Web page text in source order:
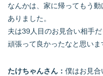
なんかは、家に帰ってもう
ありました。
夫は39人目のお見合い相手
頑張って良かったなと思いま
たけちゃんさん： 僕はお見合